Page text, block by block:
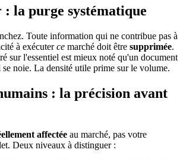
la purge systématique
Toute information qui ne contribue pas à
à exécuterce marché doit être supprimée.
sur l'essentiel est mieux noté qu'un document
noie. La densité utile prime sur le volume.
: la précision avant
affectée au marché, pas votre
Deux niveaux à distinguer :